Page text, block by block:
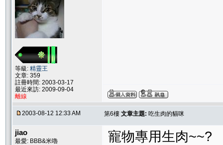
等級: 精靈王
文章: 359
註冊時間: 2003-03-17
最近來訪: 2009-09-04
離線
2003-08-12 12:33 AM 第6樓 文章主題: 吃生肉的貓咪
jiao
最愛: BBB&米嚕
寵物專用生肉~~?